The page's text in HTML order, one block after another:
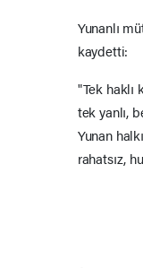
Yunanlı
kaydetti:
"Tek haklı
tek yanlı,
Yunan
rahatsız,